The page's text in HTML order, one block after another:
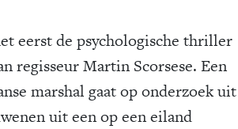
eerst de psychologische thriller
regisseur Martin Scorsese. Een
marshal gaat op onderzoek uit
uit een op een eiland